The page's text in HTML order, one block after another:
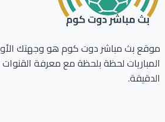
بث مباشر دوت كوم هو وجهتك الأولى
لحظة بلحظة مع معرفة القنوات